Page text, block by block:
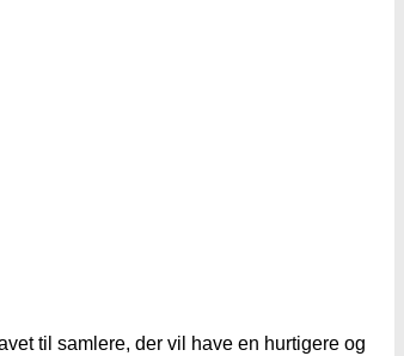
til samlere, der vil have en hurtigere og